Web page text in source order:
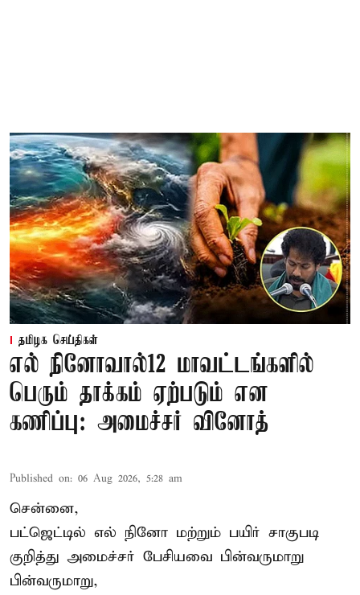
தமிழக செய்திகள்
எல் நினோவால்12 மாவட்டங்களில்
பெரும் தாக்கம் ஏற்படும் என
கணிப்பு: அமைச்சர் வினோத்
Published on: 06 Aug 2026, 5:28 am
சென்னை,
பட்ஜெட்டில் எல் நினோ மற்றும் பயிர் சாகுபடி
குறித்து அமைச்சர் பேசியவை பின்வருமாறு
பின்வருமாறு,